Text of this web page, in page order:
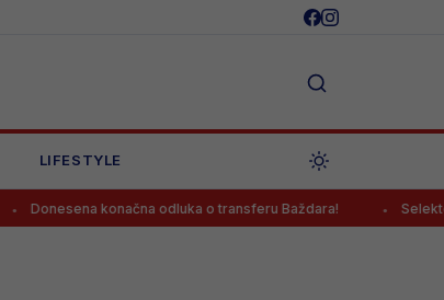
LIFESTYLE
Donesena konačna odluka o transferu Baždara! Selektor